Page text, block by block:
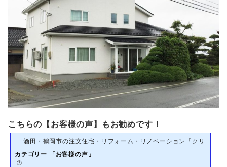
こちらの【お客様の声】もお勧めです！
酒田・鶴岡市の注文住宅・リフォーム・リノベーション「クリエイト
カテゴリー 「お客様の声」
🕒️